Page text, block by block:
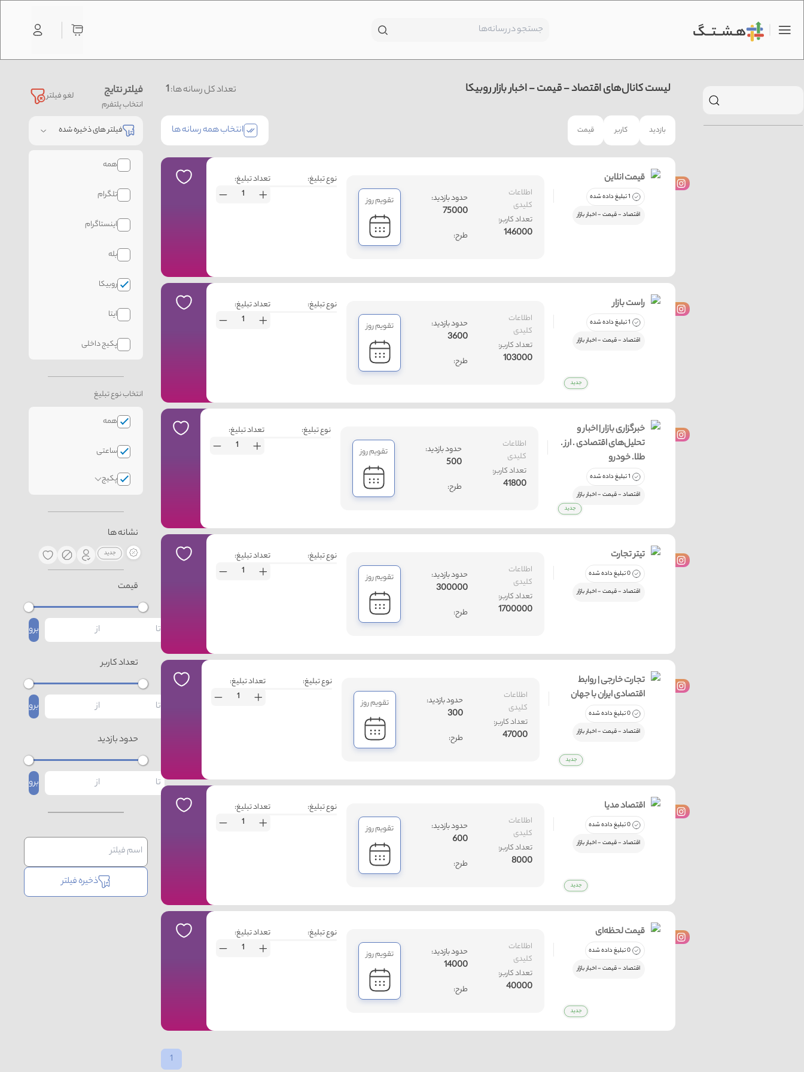
لغو فیلتر فیلتر نتایج
انتخاب پلتفرم
فیلتر های ذخیره شده
همه
تلگرام
اینستاگرام
بله
روبیکا
ایتا
پکیج داخلی
انتخاب نوع تبلیغ
همه
ساعتی
پکیج
نشانه ها
قیمت
برو
تعداد کاربر
برو
حدود بازدید
برو
ذخیره فیلتر
تعداد کل رسانه ها:1 لیست کانال‌های اقتصاد - قیمت - اخبار بازار روبیکا
انتخاب همه رسانه ها قیمت کاربر بازدید
نوع تبلیغ:
تعداد تبلیغ:
اطلاعات
کلیدی
تعداد کاربر:
146000
حدود بازدید:
75000
طرح:
تقویم روز
قیمت انلاین
1 تبلیغ داده شده
اقتصاد - قیمت - اخبار بازار
نوع تبلیغ:
تعداد تبلیغ:
اطلاعات
کلیدی
تعداد کاربر:
103000
حدود بازدید:
3600
طرح:
تقویم روز
راست بازار
1 تبلیغ داده شده
اقتصاد - قیمت - اخبار بازار
نوع تبلیغ:
تعداد تبلیغ:
اطلاعات
کلیدی
تعداد کاربر:
41800
حدود بازدید:
500
طرح:
تقویم روز
خبرگزاری بازار | اخبار و
تحلیل‌های اقتصادی . ارز .
طلا. خودرو
1 تبلیغ داده شده
اقتصاد - قیمت - اخبار بازار
نوع تبلیغ:
تعداد تبلیغ:
اطلاعات
کلیدی
تعداد کاربر:
1700000
حدود بازدید:
300000
طرح:
تقویم روز
تیتر تجارت
0 تبلیغ داده شده
اقتصاد - قیمت - اخبار بازار
نوع تبلیغ:
تعداد تبلیغ:
اطلاعات
کلیدی
تعداد کاربر:
47000
حدود بازدید:
300
طرح:
تقویم روز
تجارت خارجی | روابط
اقتصادی ایران با جهان
0 تبلیغ داده شده
اقتصاد - قیمت - اخبار بازار
نوع تبلیغ:
تعداد تبلیغ:
اطلاعات
کلیدی
تعداد کاربر:
8000
حدود بازدید:
600
طرح:
تقویم روز
اقتصاد مدیا
0 تبلیغ داده شده
اقتصاد - قیمت - اخبار بازار
نوع تبلیغ:
تعداد تبلیغ:
اطلاعات
کلیدی
تعداد کاربر:
40000
حدود بازدید:
14000
طرح:
تقویم روز
قیمت لحظه‌ای
0 تبلیغ داده شده
اقتصاد - قیمت - اخبار بازار
1